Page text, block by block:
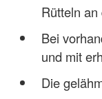
Rütteln
Bei
und mit
Die